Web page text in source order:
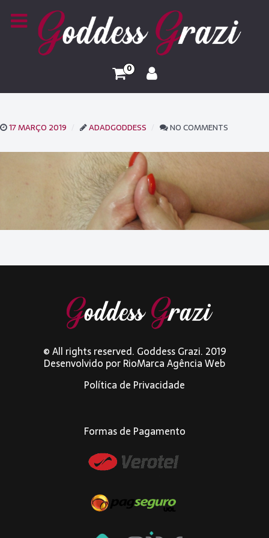
0
17 MARÇO 2019 ADADGODDESS NO COMMENTS
© All rights reserved. Goddess Grazi. 2019
Desenvolvido porRioMarca Agência Web
Política de Privacidade
Formas de Pagamento